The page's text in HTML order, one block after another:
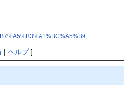
| ヘルプ]